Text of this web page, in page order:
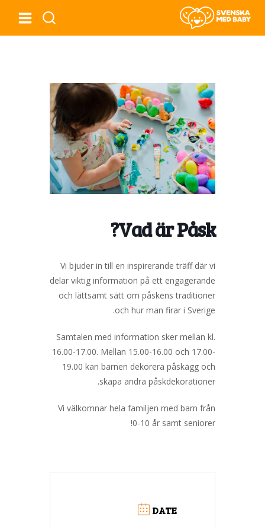
Vad är Påsk?
Vi bjuder in till en inspirerande träff där vi
delar viktig information på ett engagerande
och lättsamt sätt om påskens traditioner
och hur man firar i Sverige.
Samtalen med information sker mellan kl.
16.00-17.00. Mellan 15.00-16.00 och 17.00-
19.00 kan barnen dekorera påskägg och
skapa andra påskdekorationer.
Vi välkomnar hela familjen med barn från
0-10 år samt seniorer!
DATE